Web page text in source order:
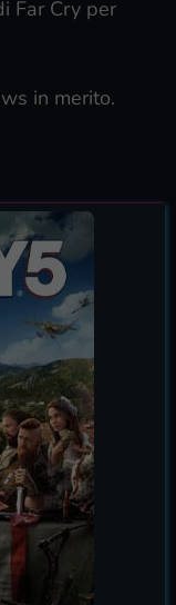
Far Cry per
in merito.